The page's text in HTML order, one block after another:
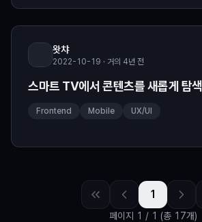
왓챠
2022-10-19 · 거의 4년 전
스마트 TV에서 콘텐츠를 새롭게 탐
Frontend Mobile UX/UI
1
페이지 1 / 1 (총 17개)